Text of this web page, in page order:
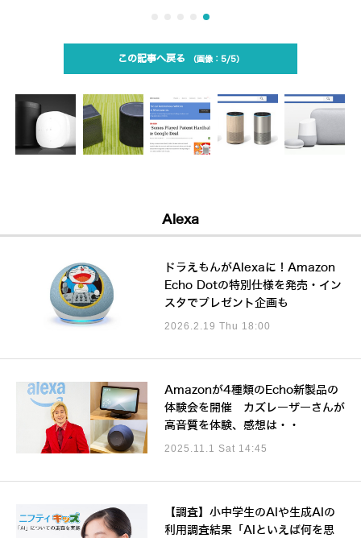
この記事へ戻る 5/5
Alexa
ドラえもんがAlexaに！Amazon
Echo Dotの特別仕様を発売・イン
スタでプレゼント企画も
2026.2.19 Thu 18:00
Amazonが4種類のEcho新製品の
体験会を開催 カズレーザーさんが
高音質を体験、感想は・・
2025.11.1 Sat 14:45
【調査】小中学生のAIや生成AIの
利用調査結果「AIといえば何を思